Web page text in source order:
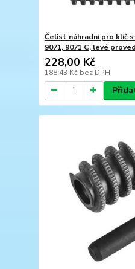
Čelist náhradní pro klíč
9071, 9071 C, levé
228,00 Kč
188,43 Kč bez DPH